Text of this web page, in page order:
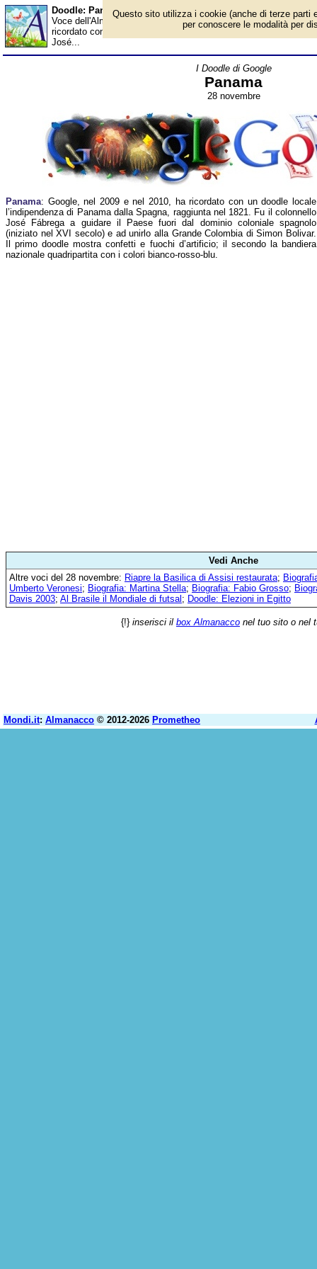
Doodle: Panama - Almanacco
Voce dell'Almanacco del 28 novembre, per la rubrica 'I Doodle
ricordato con un doodle locale l’indipendenza di Panama dalla
José...
I Doodle di Google
Panama
28 novembre
Panama: Google, nel 2009 e nel 2010, ha ricordato con un doodle locale
l’indipendenza di Panama dalla Spagna, raggiunta nel 1821. Fu il colonnello
José Fábrega a guidare il Paese fuori dal dominio coloniale spagnolo
(iniziato nel XVI secolo) e ad unirlo alla Grande Colombia di Simon Bolivar.
Il primo doodle mostra confetti e fuochi d’artificio; il secondo la bandiera
nazionale quadripartita con i colori bianco-rosso-blu.
Vedi Anche
Altre voci del 28 novembre: Riapre la Basilica di Assisi restaurata;
Umberto Veronesi; Biografia: Martina Stella; Biografia: Fabio Grosso;
Davis 2003; Al Brasile il Mondiale di futsal ; Doodle: Elezioni in Egitto
{!} inserisci il box Almanacco nel tuo sito o nel
Mondi.it: Almanacco © 2012-2026 Prometheo
Questo sito utilizza i cookie (anche di terze parti
per conoscere le modalità per